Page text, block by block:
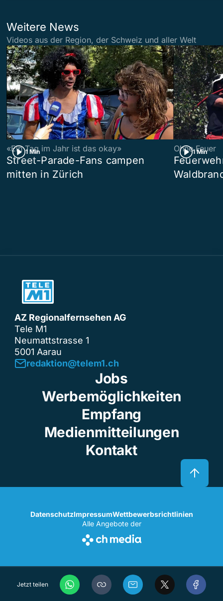
Jetzt teilen
Weitere News
Videos aus der Region, der Schweiz und aller Welt
1 Min
«Ein Tag im Jahr ist das okay»
Street-Parade-Fans campen
mitten in Zürich
1 Min
Ohne Feuer
AZ Regionalfernsehen AG
Tele M1
Neumattstrasse 1
5001 Aarau
redaktion@telem1.ch
Jobs
Werbemöglichkeiten
Empfang
Medienmitteilungen
Kontakt
DatenschutzImpressumWettbewerbsrichtlinien
Alle Angebote der